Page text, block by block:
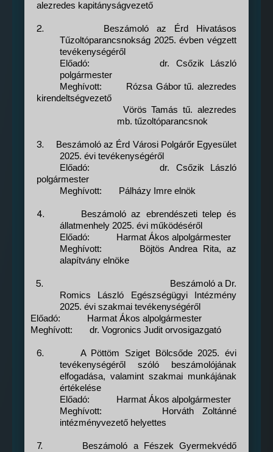
alezredes kapitányságvezető
2. Beszámoló az Érd Hivatásos
Tűzoltóparancsnokság 2025. évben végzett
tevékenységéről
Előadó:
dr. Csőzik László
polgármester
Meghívott:
Rózsa Gábor tű. alezredes
kirendeltségvezető
Vörös Tamás tű. alezredes
mb. tűzoltóparancsnok
3. Beszámoló az Érd Városi Polgárőr Egyesület
2025. évi tevékenységéről
Előadó:
dr. Csőzik László
polgármester
Meghívott:
Pálházy Imre elnök
4.
Beszámoló az ebrendészeti telep és
állatmenhely 2025. évi működéséről
Előadó:
Harmat Ákos alpolgármester
Meghívott:
Böjtös Andrea Rita, az
alapítvány elnöke
5.
Beszámoló a Dr.
Romics László Egészségügyi Intézmény
2025. évi szakmai tevékenységéről
Előadó:
Harmat Ákos alpolgármester
Meghívott:
dr. Vogronics Judit orvosigazgató
6.
A Pöttöm Sziget Bölcsőde 2025. évi
tevékenységéről szóló beszámolójának
elfogadása, valamint szakmai munkájának
értékelése
Előadó:
Harmat Ákos alpolgármester
Meghívott:
Horváth Zoltánné
intézményvezető helyettes
7.
Beszámoló a Fészek Gyermekvédő